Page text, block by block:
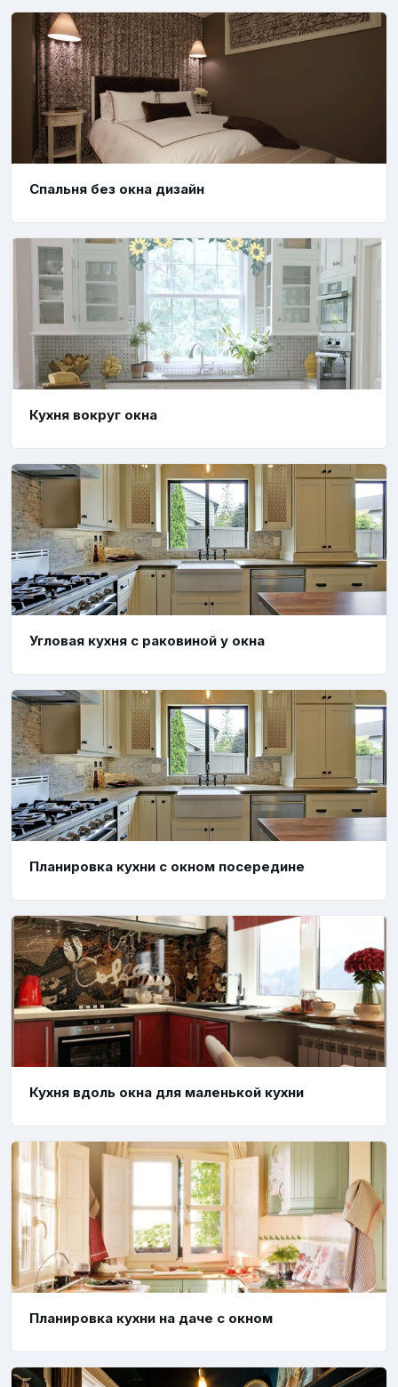
Спальня без окна дизайн
Кухня вокруг окна
Угловая кухня с раковиной у окна
Планировка кухни с окном посередине
Кухня вдоль окна для маленькой кухни
Планировка кухни на даче с окном